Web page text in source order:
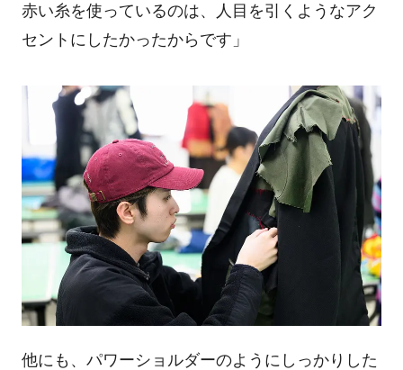
赤い糸を使っているのは、人目を引くようなアク
セントにしたかったからです」
他にも、パワーショルダーのようにしっかりした